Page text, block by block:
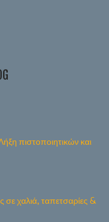
πιστοποιητικών και
σε χαλιά, ταπετσαρίες &